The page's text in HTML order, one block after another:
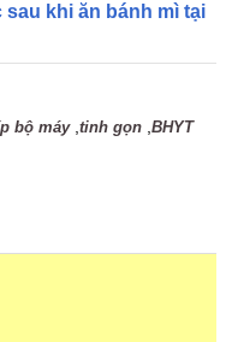
khi ăn bánh mì tại
bộ máy,tinh gọn ,BHYT